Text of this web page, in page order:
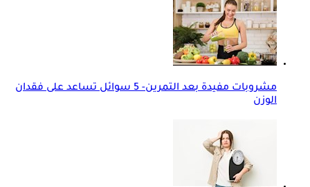
مشروبات مفيدة بعد التمرين- 5 سوائل تساعد على فقدان
الوزن